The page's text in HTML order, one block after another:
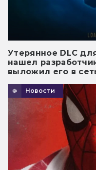
Утерянное DLC
нашел
выложил его в
Новости